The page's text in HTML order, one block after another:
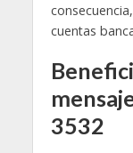
cuentas
3532